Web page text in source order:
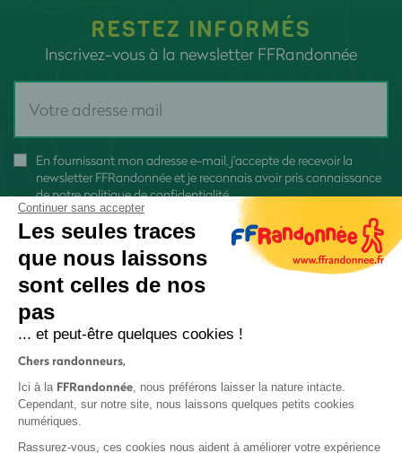
RESTEZ INFORMÉS
Inscrivez-vous à la newsletter FFRandonnée
En fournissant mon adresse e-mail, j'accepte de recevoir la
newsletter FFRandonnée et je reconnais avoir pris connaissance
denotre politique de confidentialité
Continuer sans accepter
Les seules traces
que nous laissons
sont celles de nos
pas
... et peut-être quelques cookies !
Chers randonneurs,
Ici à la FFRandonnée, nous préférons laisser la nature intacte.
Cependant, sur notre site, nous laissons quelques petits cookies
numériques.
Rassurez-vous, ces cookies nous aident à améliorer votre expérience